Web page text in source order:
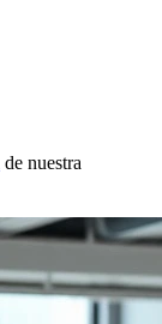
de nuestra